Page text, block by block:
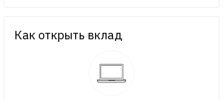
Как открыть вклад